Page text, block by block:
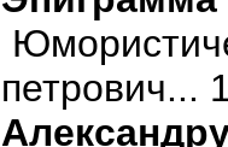
петрович...